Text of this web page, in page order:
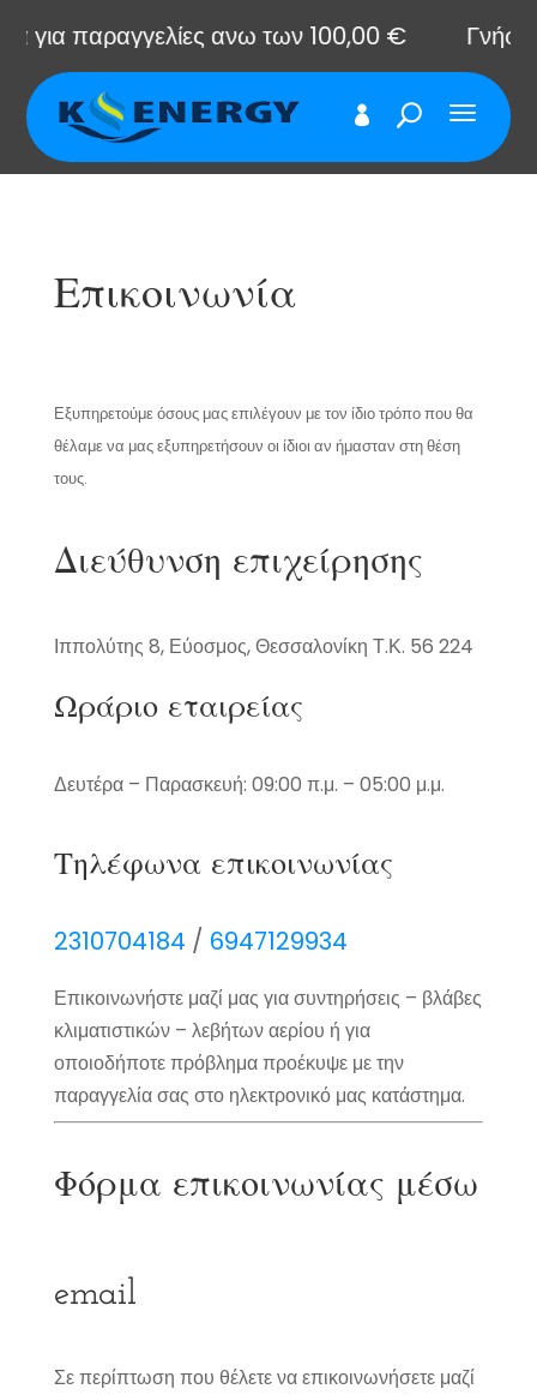
παραγγελίες ανω των 100,00 € Γνήσια
Επικοινωνία
Εξυπηρετούμε όσους μας επιλέγουν με τον ίδιο τρόπο που θα
θέλαμε να μας εξυπηρετήσουν οι ίδιοι αν ήμασταν στη θέση
τους.
Διεύθυνση επιχείρησης
Ιππολύτης 8, Εύοσμος, Θεσσαλονίκη Τ.Κ. 56 224
Ωράριο εταιρείας
Δευτέρα – Παρασκευή: 09:00 π.μ. – 05:00 μ.μ.
Τηλέφωνα επικοινωνίας
2310704184 / 6947129934
Επικοινωνήστε μαζί μας για συντηρήσεις – βλάβες
κλιματιστικών – λεβήτων αερίου ή για
οποιοδήποτε πρόβλημα προέκυψε με την
παραγγελία σας στο ηλεκτρονικό μας κατάστημα.
Φόρμα επικοινωνίας μέσω
email
Σε περίπτωση που θέλετε να επικοινωνήσετε μαζί